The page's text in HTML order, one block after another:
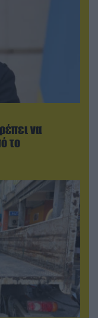
να
το